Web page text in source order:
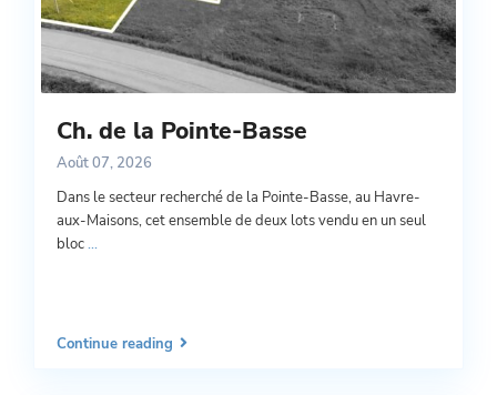
Ch. de la Pointe-Basse
Août 07, 2026
Dans le secteur recherché de la Pointe-Basse, au Havre-
aux-Maisons, cet ensemble de deux lots vendu en un seul
bloc...
Continue reading